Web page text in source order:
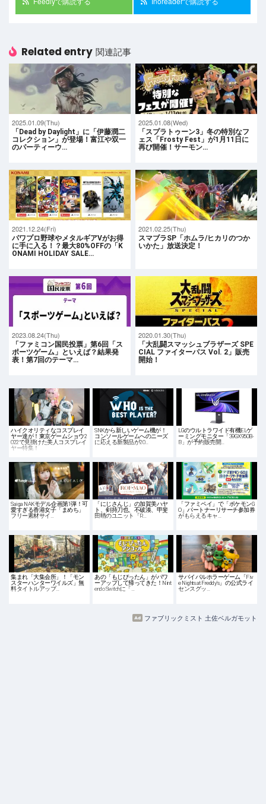
Related entry 関連記事
2025.01.09(Thu)
「Dead by Daylight」に「伊藤潤二
コレクション」が登場！富江や双一
のパーティーウ…
2025.01.08(Wed)
「スプラトゥーン3」冬の特別なフ
ェス「Frosty Fest」が1月11日に
再び開催！サーモン…
2021.12.24(Fri)
パワプロ野球やメタルギアVがお得
に手に入る！？最大80%OFFの「K
ONAMI HOLIDAY SALE…
2021.02.25(Thu)
スマブラSP「ホムラ/ヒカリのつか
いかた」放送決定！
2023.08.24(Thu)
「ファミコン国民投票」第6回「ス
ポーツゲーム」といえば？結果発
表！第7回のテーマ…
2020.01.30(Thu)
「大乱闘スマッシュブラザーズ SPE
CIAL ファイターパス Vol. 2」販売
開始！
ハイクオリティなコスプレイ
ヤー達が！東京ゲームショウ2
022で見掛けた美人コスプレイ
ヤー特集！
SNKから新しいゲーム機が！
コンソールゲームへのニーズ
に応える新製品が20…
LGのウルトラワイド有機ELゲ
ーミングモニター「39GX950B-
B」が予約販売開…
Saiga NAKモデル企画第1弾！可
愛すぎる香港女子「まめち」
フリー素材サイ…
「にじさんじ」の加賀美ハヤ
ト、剣持刀也、不破湊、甲斐
田晴のユニット「R…
「ファミペイ」で「ポケモンG
O」パートナーリサーチ参加券
がもらえるキャ…
集まれ「大集会所」！「モン
スターハンターワイルズ」無
料タイトルアップ…
あの「もじぴったん」がパワ
ーアップして帰ってきた！Nint
endo Switchに「…
サバイバルホラーゲーム「Fiv
e Nights at Freddy's」の公式ライ
センスグッ…
ファブリックミスト 土佐ベルガモット